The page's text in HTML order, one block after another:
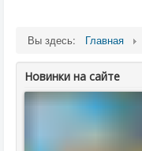
Вы здесь: Главная
Новинки на сайте